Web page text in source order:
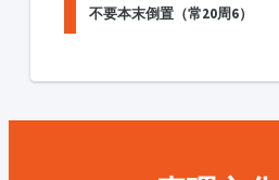
不要本末倒置（常20周6）